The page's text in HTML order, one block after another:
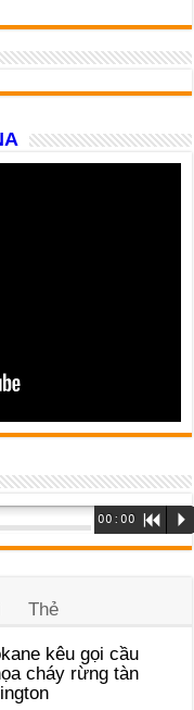
00:00 R P
Thẻ
kêu gọi cầu
cháy rừng tàn